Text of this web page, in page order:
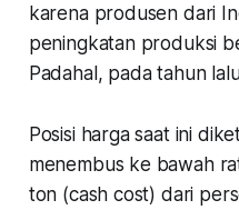
karena produsen dari
peningkatan produksi
Padahal, pada tahun
Posisi harga saat ini
menembus ke bawah
ton (cash cost) dari